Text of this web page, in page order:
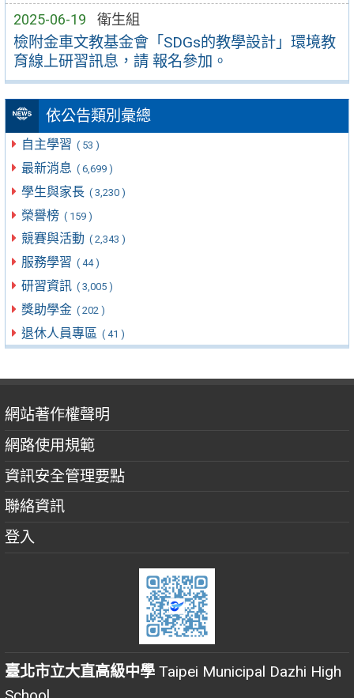
2025-06-19 衛生組
檢附金車文教基金會「SDGs的教學設計」環境教
育線上研習訊息，請 報名參加。
依公告類別彙總
自主學習 ( 53 )
最新消息 ( 6,699 )
學生與家長 ( 3,230 )
榮譽榜 ( 159 )
競賽與活動 ( 2,343 )
服務學習 ( 44 )
研習資訊 ( 3,005 )
獎助學金 ( 202 )
退休人員專區 ( 41 )
網站著作權聲明
網路使用規範
資訊安全管理要點
聯絡資訊
登入
臺北市立大直高級中學 Taipei Municipal Dazhi High